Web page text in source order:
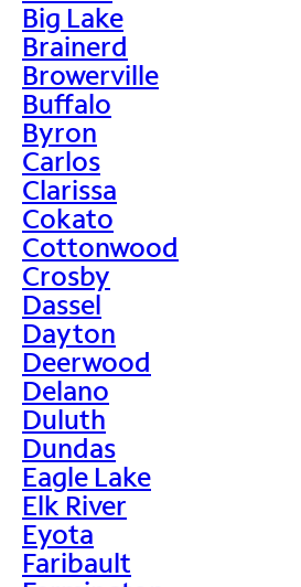
Big Lake
Brainerd
Browerville
Buffalo
Byron
Carlos
Clarissa
Cokato
Cottonwood
Crosby
Dassel
Dayton
Deerwood
Delano
Duluth
Dundas
Eagle Lake
Elk River
Eyota
Faribault